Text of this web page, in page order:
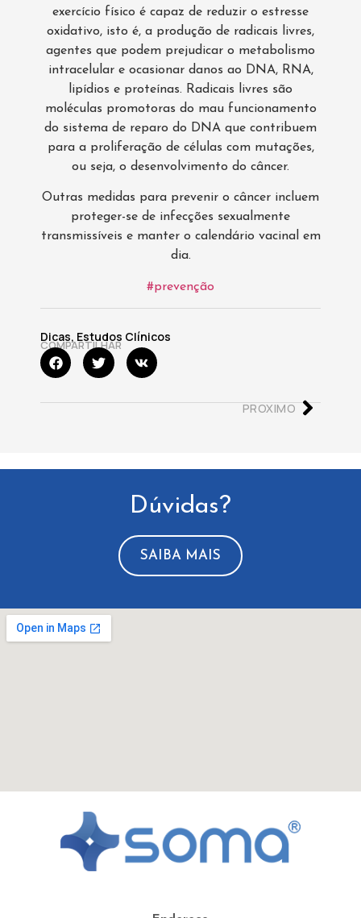
exercício físico é capaz de reduzir o estresse
oxidativo, isto é, a produção de radicais livres,
agentes que podem prejudicar o metabolismo
intracelular e ocasionar danos ao DNA, RNA,
lipídios e proteínas. Radicais livres são
moléculas promotoras do mau funcionamento
do sistema de reparo do DNA que contribuem
para a proliferação de células com mutações,
ou seja, o desenvolvimento do câncer.
Outras medidas para prevenir o câncer incluem
proteger-se de infecções sexualmente
transmissíveis e manter o calendário vacinal em
dia.
#prevenção
Dicas, Estudos Clínicos
COMPARTILHAR
PROXIMO
Dúvidas?
SAIBA MAIS